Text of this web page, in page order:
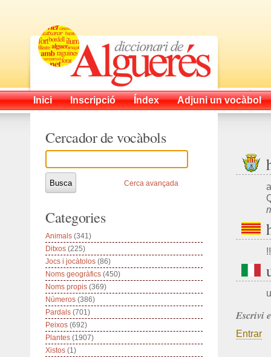
Inici Inscripció Índex Adjuni un vocàbol
!!
Escrivi
Entrar
Cercador de vocàbols
Cerca avançada
Categories
Animals (341)
Ditxos (225)
Jocs i jocàtolos (86)
Noms geogràfics (450)
Noms propis (369)
Números (386)
Pardals (701)
Peixos (692)
Plantes (1907)
Xistos (1)